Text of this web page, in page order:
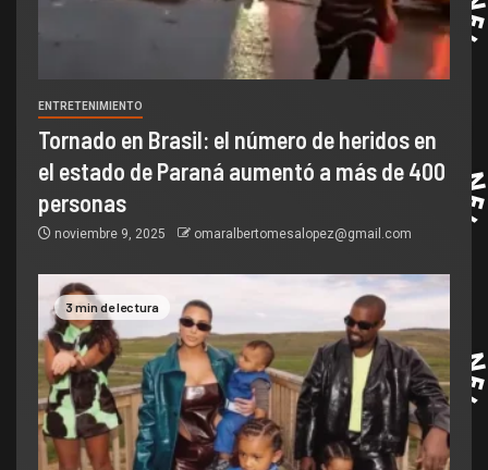
ENTRETENIMIENTO
Tornado en Brasil: el número de heridos en
el estado de Paraná aumentó a más de 400
personas
noviembre 9, 2025 omaralbertomesalopez@gmail.com
3 min de lectura